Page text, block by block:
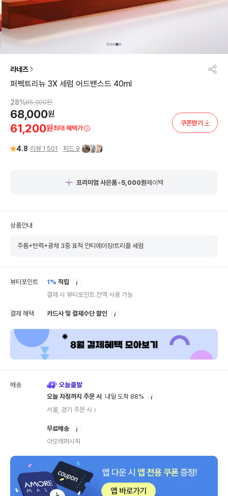
라네즈
퍼펙트리뉴 3X 세럼 어드밴스드 40ml
28%85,000원
68,000원
61,200원최대 혜택가
쿠폰받기
4.8 리뷰 1,501 피드 9
프리미엄 사은품+5,000원페이백
상품안내
주름+탄력+광채 3중 표적 안티에이징!트리플 세럼
뷰티포인트 1% 적립
결제 시 뷰티포인트 전액 사용 가능
결제 혜택 카드사 및 결제수단 할인
배송
오늘 자정까지 주문 시
내일 도착 88%
서울, 경기 주문 시
무료배송
아모레퍼시픽